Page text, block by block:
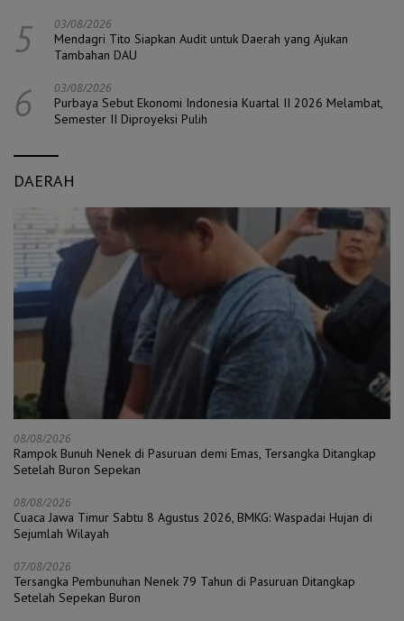
5 03/08/2026
Mendagri Tito Siapkan Audit untuk Daerah yang Ajukan
Tambahan DAU
6 03/08/2026
Purbaya Sebut Ekonomi Indonesia Kuartal II 2026 Melambat,
Semester II Diproyeksi Pulih
DAERAH
08/08/2026
Rampok Bunuh Nenek di Pasuruan demi Emas, Tersangka Ditangkap
Setelah Buron Sepekan
08/08/2026
Cuaca Jawa Timur Sabtu 8 Agustus 2026, BMKG: Waspadai Hujan di
Sejumlah Wilayah
07/08/2026
Tersangka Pembunuhan Nenek 79 Tahun di Pasuruan Ditangkap
Setelah Sepekan Buron